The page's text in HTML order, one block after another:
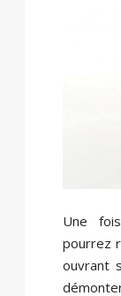
Une
pourrez
ouvrant